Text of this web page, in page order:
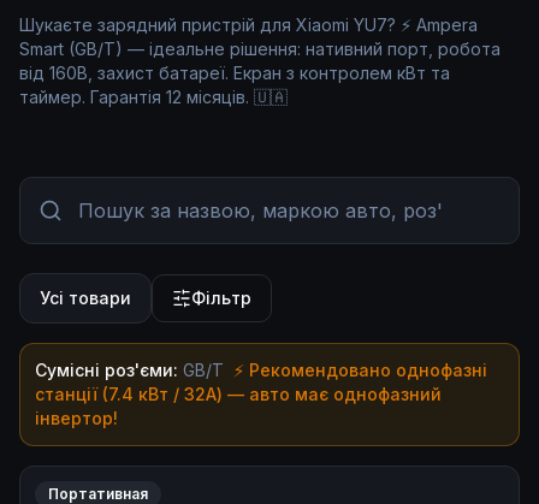
Шукаєте зарядний пристрій для Xiaomi YU7? ⚡ Ampera
Smart (GB/T) — ідеальне рішення: нативний порт, робота
від 160В, захист батареї. Екран з контролем кВт та
таймер. Гарантія 12 місяців. 🇺🇦
Усі товари Фільтр
Сумісні роз'єми: GB/T ⚡ Рекомендовано однофазні
станції (7.4 кВт / 32A) — авто має однофазний
інвертор!
Портативная